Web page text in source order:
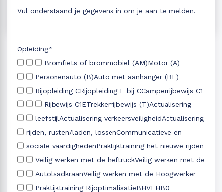
Vul onderstaand je gegevens in om je aan te melden.
Opleiding*
Bromfiets of brommobiel (AM)Motor (A)
Personenauto (B)Auto met aanhanger (BE)
Rijopleiding CRijopleiding E bij CCamperrijbewijs C1
Rijbewijs C1ETrekkerrijbewijs (T)Actualisering
leefstijlActualisering verkeersveiligheidActualisering
rijden, rusten/laden, lossenCommunicatieve en
sociale vaardighedenPraktijktraining het nieuwe rijden
Veilig werken met de heftruckVeilig werken met de
AutolaadkraanVeilig werken met de Hoogwerker
Praktijktraining RijoptimalisatieBHVEHBO